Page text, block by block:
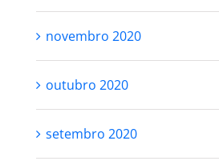
novembro 2020
outubro 2020
setembro 2020